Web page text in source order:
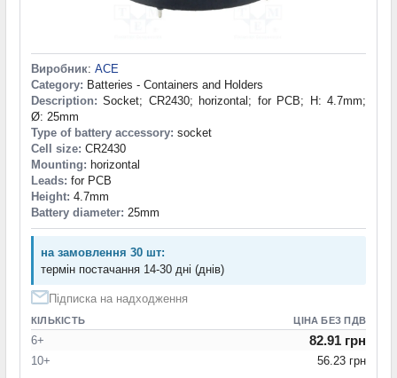
Виробник: ACE
Category: Batteries - Containers and Holders
Description: Socket; CR2430; horizontal; for PCB; H: 4.7mm;
Ø: 25mm
Type of battery accessory: socket
Cell size: CR2430
Mounting: horizontal
Leads: for PCB
Height: 4.7mm
Battery diameter: 25mm
на замовлення 30 шт:
термін постачання 14-30 дні (днів)
Підписка на надходження
КІЛЬКІСТЬ ЦІНА БЕЗ ПДВ
6+ 82.91 грн
10+ 56.23 грн